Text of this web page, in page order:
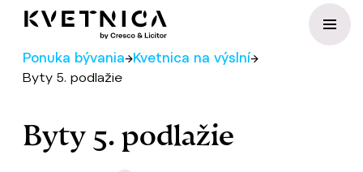
Preskočiť na obsah
Ponuka bývania→Kvetnica na výslní→
Byty 5. podlažie
Byty 5. podlažie